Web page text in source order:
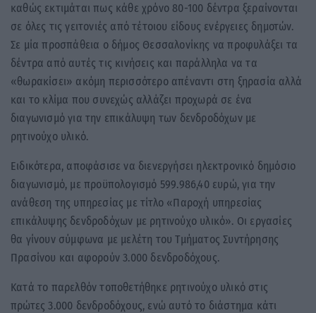
καθώς εκτιμάται πως κάθε χρόνο 80-100 δέντρα ξεραίνονται
σε όλες τις γειτονιές από τέτοιου είδους ενέργειες δημοτών.
Σε μία προσπάθεια ο δήμος Θεσσαλονίκης να προφυλάξει τα
δέντρα από αυτές τις κινήσεις και παράλληλα να τα
«θωρακίσει» ακόμη περισσότερο απέναντι στη ξηρασία αλλά
και το κλίμα που συνεχώς αλλάζει προχωρά σε ένα
διαγωνισμό για την επικάλυψη των δενδροδόχων με
ρητινούχο υλικό.
Ειδικότερα, αποφάσισε να διενεργήσει ηλεκτρονικό δημόσιο
διαγωνισμό, με προϋπολογισμό 599.986,40 ευρώ, για την
ανάθεση της υπηρεσίας με τίτλο «Παροχή υπηρεσίας
επικάλυψης δενδροδόχων με ρητινούχο υλικό». Οι εργασίες
θα γίνουν σύμφωνα με μελέτη του Τμήματος Συντήρησης
Πρασίνου και αφορούν 3.000 δενδροδόχους.
Κατά το παρελθόν τοποθετήθηκε ρητινούχο υλικό στις
πρώτες 3.000 δενδροδόχους, ενώ αυτό το διάστημα κάτι